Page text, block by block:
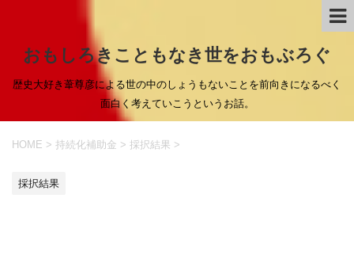
おもしろきこともなき世をおもぶろぐ
歴史大好き葦尊彦による世の中のしょうもないことを前向きになるべく
面白く考えていこうというお話。
HOME > 持続化補助金 > 採択結果 >
採択結果